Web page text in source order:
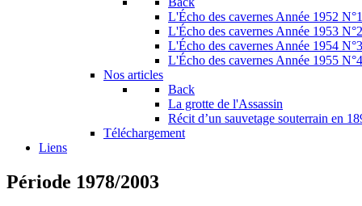
L'Écho des cavernes Année 1952 N°1
L'Écho des cavernes Année 1953 N°2
L'Écho des cavernes Année 1954 N°3
L'Écho des cavernes Année 1955 N°4
Nos articles
Back
La grotte de l'Assassin
Récit d’un sauvetage souterrain en
Téléchargement
Liens
Période 1978/2003